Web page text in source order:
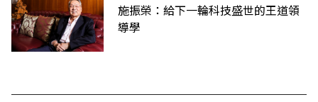
施振榮：給下一輪科技盛世的王道領
導學